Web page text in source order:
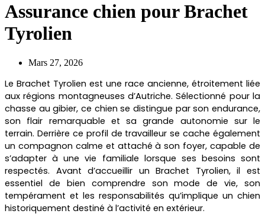
Assurance chien pour Brachet
Tyrolien
Mars 27, 2026
Le Brachet Tyrolien est une race ancienne, étroitement liée
aux régions montagneuses d’Autriche. Sélectionné pour la
chasse au gibier, ce chien se distingue par son endurance,
son flair remarquable et sa grande autonomie sur le
terrain. Derrière ce profil de travailleur se cache également
un compagnon calme et attaché à son foyer, capable de
s’adapter à une vie familiale lorsque ses besoins sont
respectés. Avant d’accueillir un Brachet Tyrolien, il est
essentiel de bien comprendre son mode de vie, son
tempérament et les responsabilités qu’implique un chien
historiquement destiné à l’activité en extérieur.